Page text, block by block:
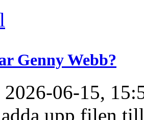
Genny Webb?
2026-06-15,
upp filen